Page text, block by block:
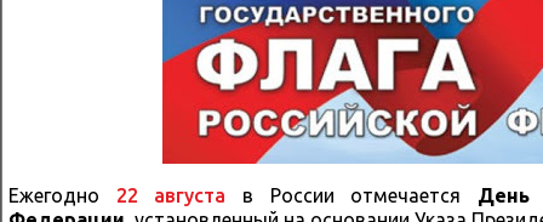
Ежегодно 22 августа в России отмечается День